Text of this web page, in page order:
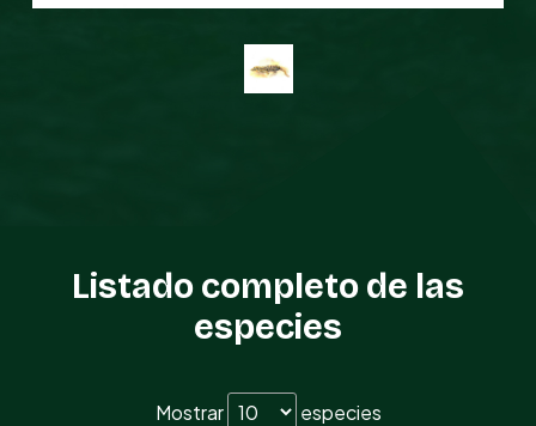
Listado completo de las
especies
Mostrar
especies